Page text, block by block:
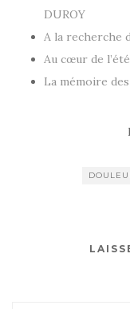
DUROY
A la recherche
Au cœur de
La mémoire